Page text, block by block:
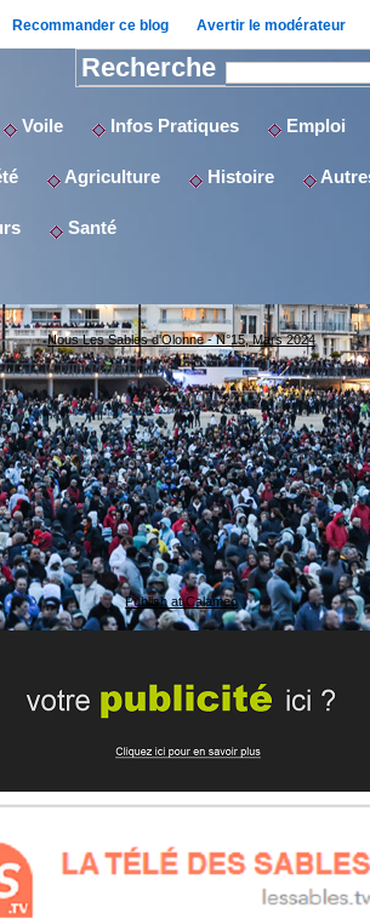
Recommander ce blog Avertir le modérateur
Recherche
Voile Infos Pratiques Emploi
Agriculture Histoire
Santé
Nous Les Sables d'Olonne - N°15, Mars 2024
Publish at Calameo